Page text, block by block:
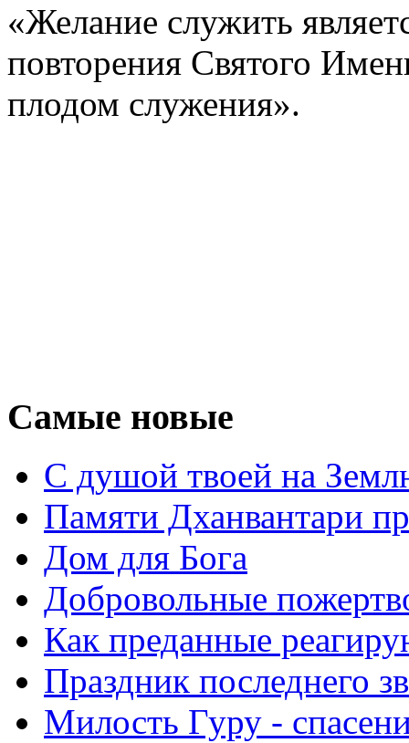
«Желание служить
повторения Святого
плодом служения».
Самые новые
С душой твоей на
Памяти Дханвантари
Дом для Бога
Добровольные
Как преданные
Праздник последнего
Милость Гуру -